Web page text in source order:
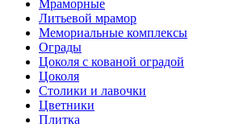
Мраморные
Литьевой мрамор
Мемориальные комплексы
Ограды
Цоколя с кованой оградой
Цоколя
Столики и лавочки
Цветники
Плитка